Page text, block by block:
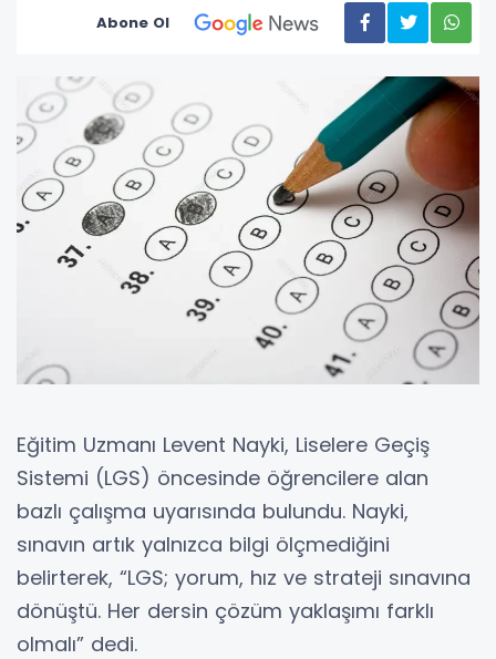
Abone Ol
Eğitim Uzmanı Levent Nayki, Liselere Geçiş
Sistemi (LGS) öncesinde öğrencilere alan
bazlı çalışma uyarısında bulundu. Nayki,
sınavın artık yalnızca bilgi ölçmediğini
belirterek, “LGS; yorum, hız ve strateji sınavına
dönüştü. Her dersin çözüm yaklaşımı farklı
olmalı” dedi.